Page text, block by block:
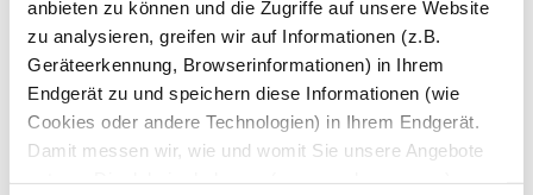
anbieten zu können und die Zugriffe auf unsere Website
zu analysieren, greifen wir auf Informationen (z.B.
Geräteerkennung, Browserinformationen) in Ihrem
Endgerät zu und speichern diese Informationen (wie
Cookies oder andere Technologien) in Ihrem Endgerät.
Damit messen wir, wie und womit Sie unsere Angebote
Ansprechpartner